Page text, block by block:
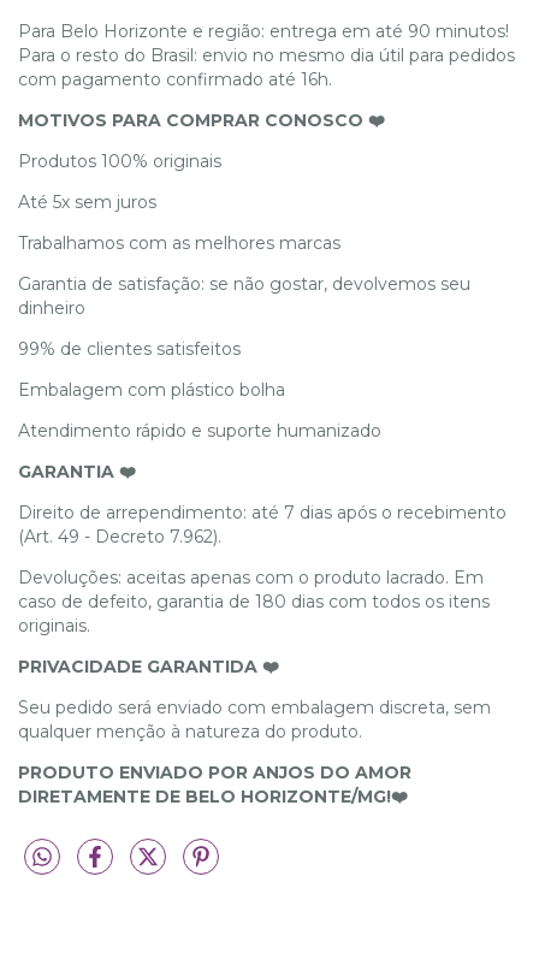
Para Belo Horizonte e região: entrega em até 90 minutos!
Para o resto do Brasil: envio no mesmo dia útil para pedidos
com pagamento confirmado até 16h.
MOTIVOS PARA COMPRAR CONOSCO ❤️
Produtos 100% originais
Até 5x sem juros
Trabalhamos com as melhores marcas
Garantia de satisfação: se não gostar, devolvemos seu
dinheiro
99% de clientes satisfeitos
Embalagem com plástico bolha
Atendimento rápido e suporte humanizado
GARANTIA ❤️
Direito de arrependimento: até 7 dias após o recebimento
(Art. 49 - Decreto 7.962).
Devoluções: aceitas apenas com o produto lacrado. Em
caso de defeito, garantia de 180 dias com todos os itens
originais.
PRIVACIDADE GARANTIDA ❤️
Seu pedido será enviado com embalagem discreta, sem
qualquer menção à natureza do produto.
PRODUTO ENVIADO POR ANJOS DO AMOR
DIRETAMENTE DE BELO HORIZONTE/MG!❤️